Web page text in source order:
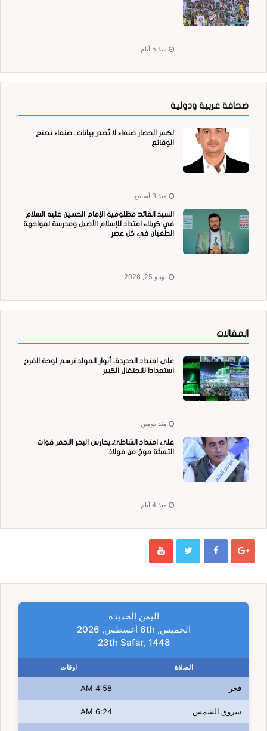
منذ 5 أيام
صحافة عربية ودولية
لكسر الحصار صنعاء لا تُصدر بيانات.. صنعاء تصنع
الوقائع
منذ 3 أسابيع
السيد القائد: مظلومية الإمام الحسين عليه السلام
في كربلاء امتداد للإسلام الأصيل ومدرسة لمواجهة
الطغيان في كل عصر
يونيو 25, 2026
المقالات
على امتداد الحديدة.. أنوار المولد ترسم لوحة الفرح
استعدادا للاحتفال الكبير
منذ يومين
على امتداد الشاطئ..بحارس البحر الاحمر قوات
التعبئة موجٌ من فولاذ
منذ 4 أيام
اليمن الحديدة
الخميس, 6th أغسطس, 2026
23th Safar, 1448
الصلاة اوقات
فجر 4:58 AM
شروق الشمس 6:24 AM